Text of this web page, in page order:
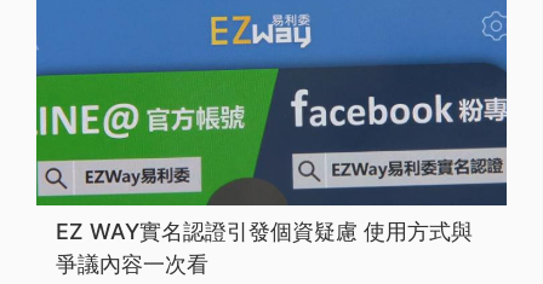
EZ WAY實名認證引發個資疑慮 使用方式與
爭議內容一次看